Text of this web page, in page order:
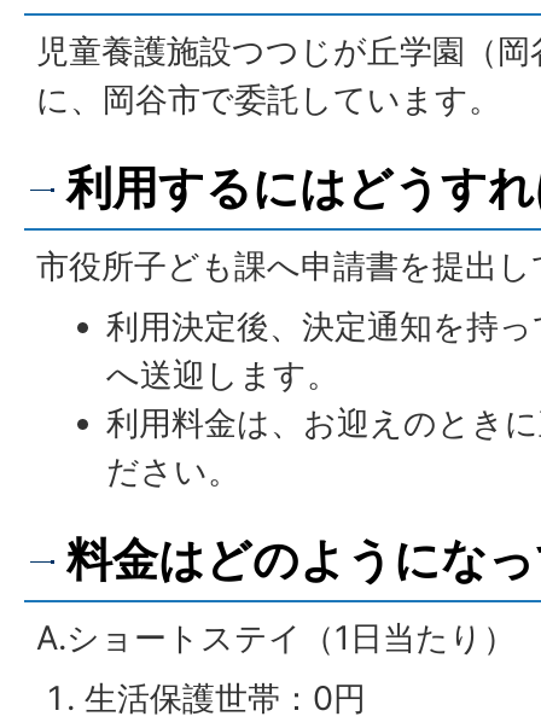
児童養護施設つつじが丘学園（
に、岡谷市で委託しています。
利用するにはどうす
市役所子ども課へ申請書を提出
利用決定後、決定通知を持
へ送迎します。
利用料金は、お迎えのとき
ださい。
料金はどのようにな
A.ショートステイ（1日当たり）
生活保護世帯：0円